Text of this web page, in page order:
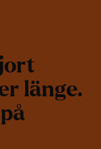
jort
r länge.
på